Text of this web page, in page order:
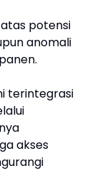
potensi
anomali
terintegrasi
akses